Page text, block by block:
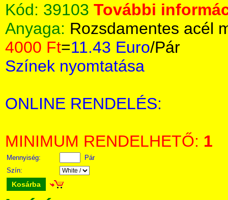
Kód: 39103 További
Anyaga: Rozsdamentes acél
4000 Ft=11.43 Euro/Pár
Színek nyomtatása
ONLINE RENDELÉS:
MINIMUM RENDELHETŐ: 1
Mennyiség:
Pár
Szín:
Kosárba